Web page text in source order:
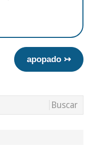
apopado ↣